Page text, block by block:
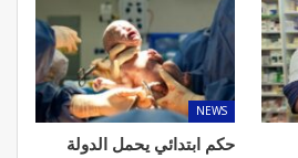
NEWS
حكم ابتدائي يحمل الدولة